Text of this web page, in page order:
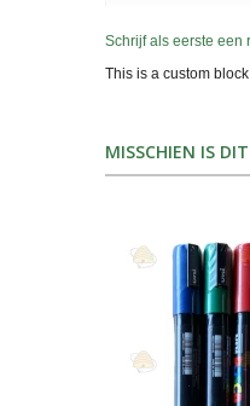
Schrijf als eerste een
This is a custom
MISSCHIEN IS